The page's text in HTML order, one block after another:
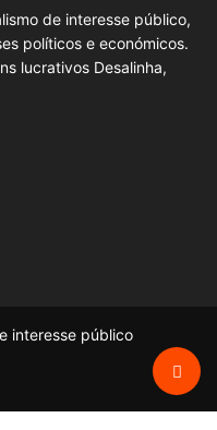
de interesse público,
políticos e económicos.
lucrativos Desalinha,
interesse público